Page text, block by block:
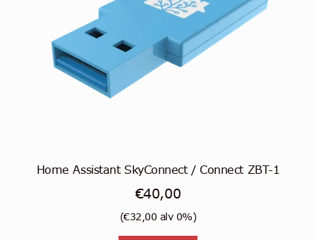
Home Assistant SkyConnect / Connect ZBT-1
€40,00
(€32,00 alv 0%)